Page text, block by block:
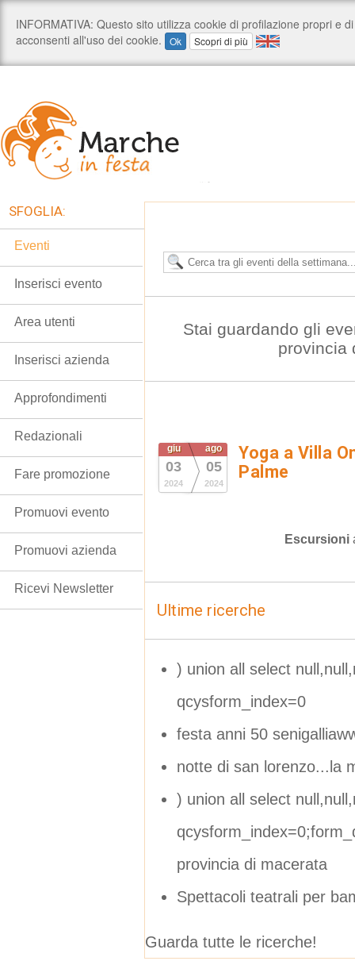
Stai guardando gli
provincia
giu
03
2024
ago
05
2024
Yoga a Villa
Palme
Escursioni
Ultime ricerche
) union all select
qcysform_index=0
festa anni 50
notte di san lorenzo...la
) union all select
provincia di macerata
Spettacoli teatrali per
Guarda tutte le ricerche!
SFOGLIA:
Eventi
Inserisci evento
Area utenti
Inserisci azienda
Approfondimenti
Redazionali
Fare promozione
Promuovi evento
Promuovi azienda
Ricevi Newsletter